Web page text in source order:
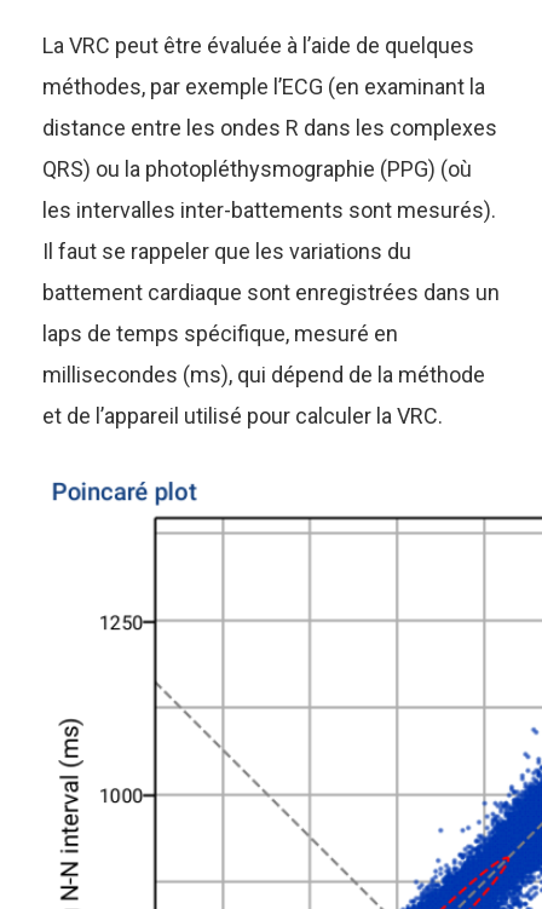
La VRC peut être évaluée à l’aide de quelques
méthodes, par exemple l’ECG (en examinant la
distance entre les ondes R dans les complexes
QRS) ou la photopléthysmographie (PPG) (où
les intervalles inter-battements sont mesurés).
Il faut se rappeler que les variations du
battement cardiaque sont enregistrées dans un
laps de temps spécifique, mesuré en
millisecondes (ms), qui dépend de la méthode
et de l’appareil utilisé pour calculer la VRC.